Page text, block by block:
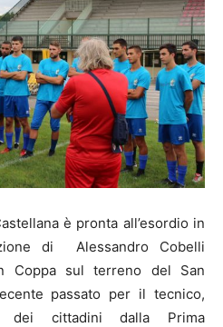
è pronta all’esordio in
di Alessandro Cobelli
Coppa sul terreno del San
passato per il tecnico,
dei cittadini dalla Prima